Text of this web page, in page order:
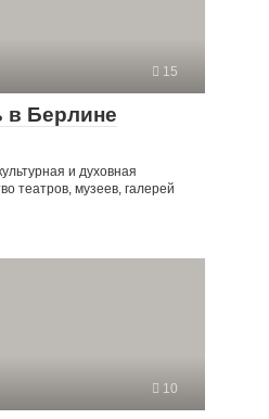
15
в Берлине
и духовная
театров, музеев, галерей
10